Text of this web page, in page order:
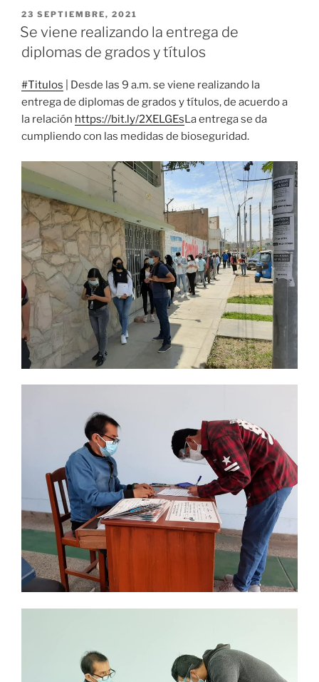
PUBLICADO
EL
23 SEPTIEMBRE, 2021
Se viene realizando la entrega de
diplomas de grados y títulos
#Titulos | Desde las 9 a.m. se viene realizando la
entrega de diplomas de grados y títulos, de acuerdo a
la relación https://bit.ly/2XELGEs La entrega se da
cumpliendo con las medidas de bioseguridad.